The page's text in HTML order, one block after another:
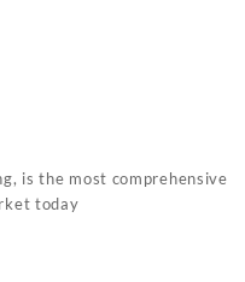
is the most comprehensive
today